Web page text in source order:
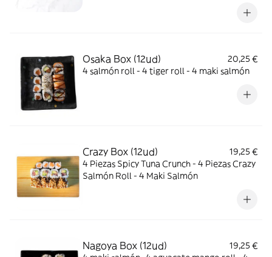
Osaka Box (12ud)
20,25 €
4 salmón roll - 4 tiger roll - 4 maki salmón
Crazy Box (12ud)
19,25 €
4 Piezas Spicy Tuna Crunch - 4 Piezas Crazy
Salmón Roll - 4 Maki Salmón
Nagoya Box (12ud)
19,25 €